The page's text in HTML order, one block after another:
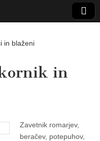
in
in
Zavetnik romarjev,
beračev, potepuhov,